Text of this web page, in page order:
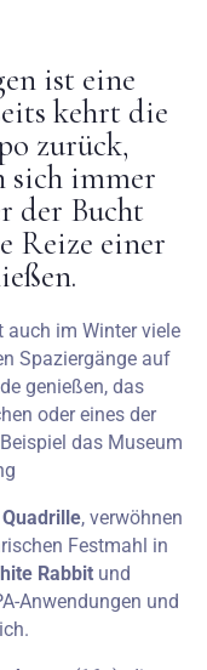
ist eine
kehrt die
zurück,
sich immer
der Bucht
Reize einer
auch im Winter viele
Spaziergänge auf
genießen, das
oder eines der
das Museum
, verwöhnen
Festmahl in
Rabbit und
Anwendungen und